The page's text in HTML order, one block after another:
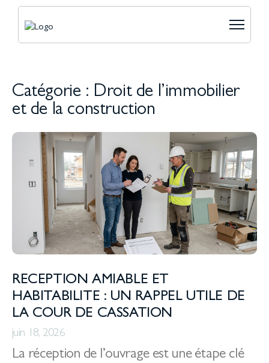
Catégorie : Droit de l’immobilier
et de la construction
RECEPTION AMIABLE ET
HABITABILITE : UN RAPPEL UTILE DE
LA COUR DE CASSATION
juin 18, 2026
La réception de l’ouvrage est une étape clé